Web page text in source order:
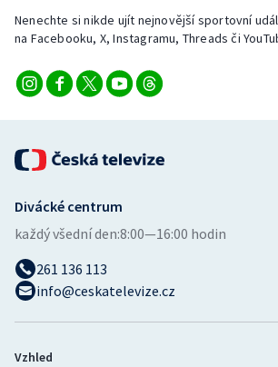
Vodní slalom
Volejbal
Ostatní
Nenechte si nikde ujít nejnovější sportovní
na Facebooku, X, Instagramu, Threads či
Divácké centrum
každý všední den:8:00—16:00 hodin
261 136 113
info@ceskatelevize.cz
Vzhled